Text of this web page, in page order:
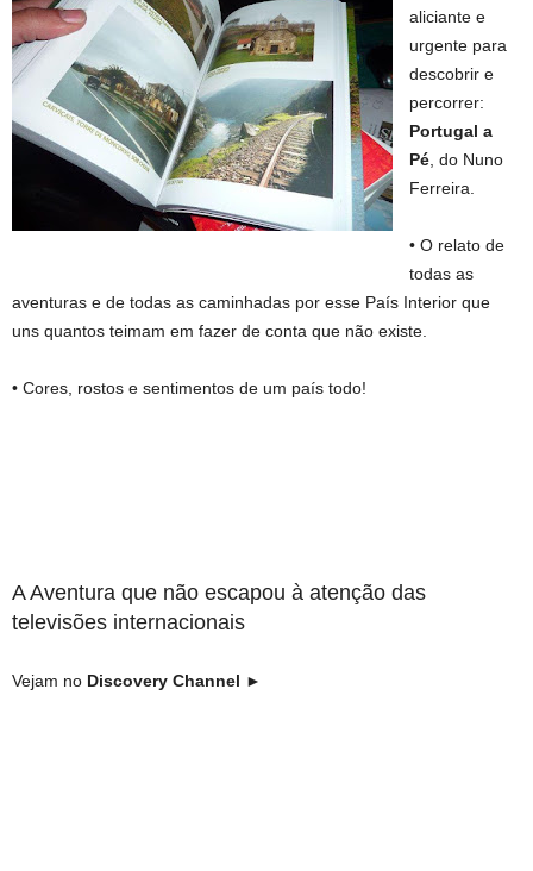
aliciante e
urgente para
descobrir e
percorrer:
Portugal a
Pé, do Nuno
Ferreira.
• O relato de
todas as
aventuras e de todas as caminhadas por esse País Interior que
uns quantos teimam em fazer de conta que não existe.
• Cores, rostos e sentimentos de um país todo!
A Aventura que não escapou à atenção das
televisões internacionais
Vejam no Discovery Channel ►